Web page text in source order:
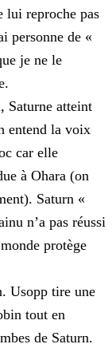
lui reproche pas
personne de «
je ne le
Saturne atteint
entend la voix
car elle
à Ohara (on
Saturn «
n’a pas réussi
protège
Usopp tire une
tout en
de Saturn.